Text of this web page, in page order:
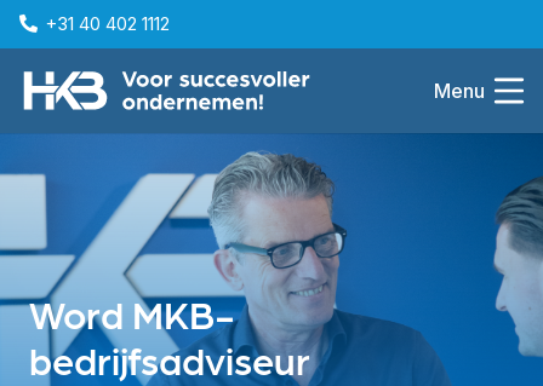
+31 40 402 1112
Menu
Word MKB-
bedrijfsadviseur